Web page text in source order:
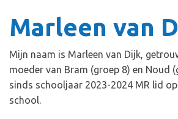
Marleen van
Mijn naam is Marleen van Dijk,
moeder van Bram (groep 8) en Noud
sinds schooljaar 2023-2024 MR lid
school.